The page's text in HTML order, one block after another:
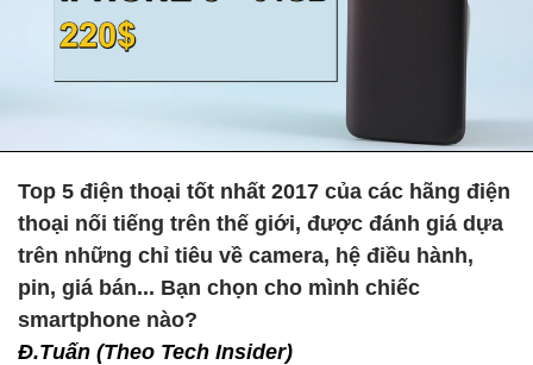
Top 5 điện thoại tốt nhất 2017 của các hãng điện
thoại nối tiếng trên thế giới, được đánh giá dựa
trên những chỉ tiêu về camera, hệ điều hành,
pin, giá bán... Bạn chọn cho mình chiếc
smartphone nào?
Đ.Tuấn (Theo Tech Insider)